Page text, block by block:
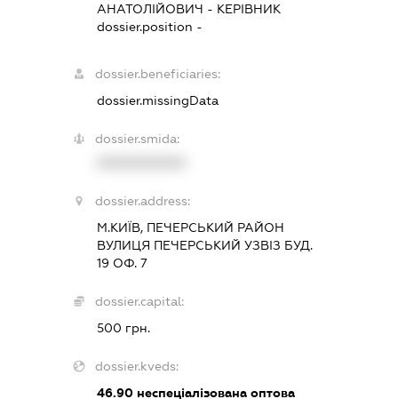
АНАТОЛІЙОВИЧ - КЕРІВНИК
dossier.position -
dossier.beneficiaries:
dossier.missingData
dossier.smida:
dossier.address:
М.КИЇВ, ПЕЧЕРСЬКИЙ РАЙОН
ВУЛИЦЯ ПЕЧЕРСЬКИЙ УЗВІЗ БУД.
19 ОФ. 7
dossier.capital:
500 грн.
dossier.kveds:
46.90неспеціалізована оптова